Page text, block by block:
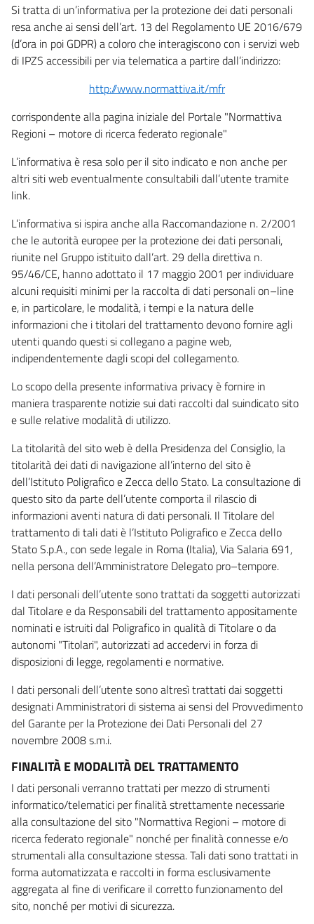
Si tratta di un’informativa per la protezione dei dati personali
resa anche ai sensi dell’art. 13 del Regolamento UE 2016/679
(d’ora in poi GDPR) a coloro che interagiscono con i servizi web
di IPZS accessibili per via telematica a partire dall’indirizzo:
http://www.normattiva.it/mfr
corrispondente alla pagina iniziale del Portale "Normattiva
Regioni – motore di ricerca federato regionale"
L’informativa è resa solo per il sito indicato e non anche per
altri siti web eventualmente consultabili dall’utente tramite
link.
L’informativa si ispira anche alla Raccomandazione n. 2/2001
che le autorità europee per la protezione dei dati personali,
riunite nel Gruppo istituito dall’art. 29 della direttiva n.
95/46/CE, hanno adottato il 17 maggio 2001 per individuare
alcuni requisiti minimi per la raccolta di dati personali on–line
e, in particolare, le modalità, i tempi e la natura delle
informazioni che i titolari del trattamento devono fornire agli
utenti quando questi si collegano a pagine web,
indipendentemente dagli scopi del collegamento.
Lo scopo della presente informativa privacy è fornire in
maniera trasparente notizie sui dati raccolti dal suindicato sito
e sulle relative modalità di utilizzo.
La titolarità del sito web è della Presidenza del Consiglio, la
titolarità dei dati di navigazione all’interno del sito è
dell’Istituto Poligrafico e Zecca dello Stato. La consultazione di
questo sito da parte dell’utente comporta il rilascio di
informazioni aventi natura di dati personali. Il Titolare del
trattamento di tali dati è l’Istituto Poligrafico e Zecca dello
Stato S.p.A., con sede legale in Roma (Italia), Via Salaria 691,
nella persona dell’Amministratore Delegato pro–tempore.
I dati personali dell’utente sono trattati da soggetti autorizzati
dal Titolare e da Responsabili del trattamento appositamente
nominati e istruiti dal Poligrafico in qualità di Titolare o da
autonomi "Titolari", autorizzati ad accedervi in forza di
disposizioni di legge, regolamenti e normative.
I dati personali dell’utente sono altresì trattati dai soggetti
designati Amministratori di sistema ai sensi del Provvedimento
del Garante per la Protezione dei Dati Personali del 27
novembre 2008 s.m.i.
FINALITÀ E MODALITÀ DEL TRATTAMENTO
I dati personali verranno trattati per mezzo di strumenti
informatico/telematici per finalità strettamente necessarie
alla consultazione del sito "Normattiva Regioni – motore di
ricerca federato regionale" nonché per finalità connesse e/o
strumentali alla consultazione stessa. Tali dati sono trattati in
forma automatizzata e raccolti in forma esclusivamente
aggregata al fine di verificare il corretto funzionamento del
sito, nonché per motivi di sicurezza.